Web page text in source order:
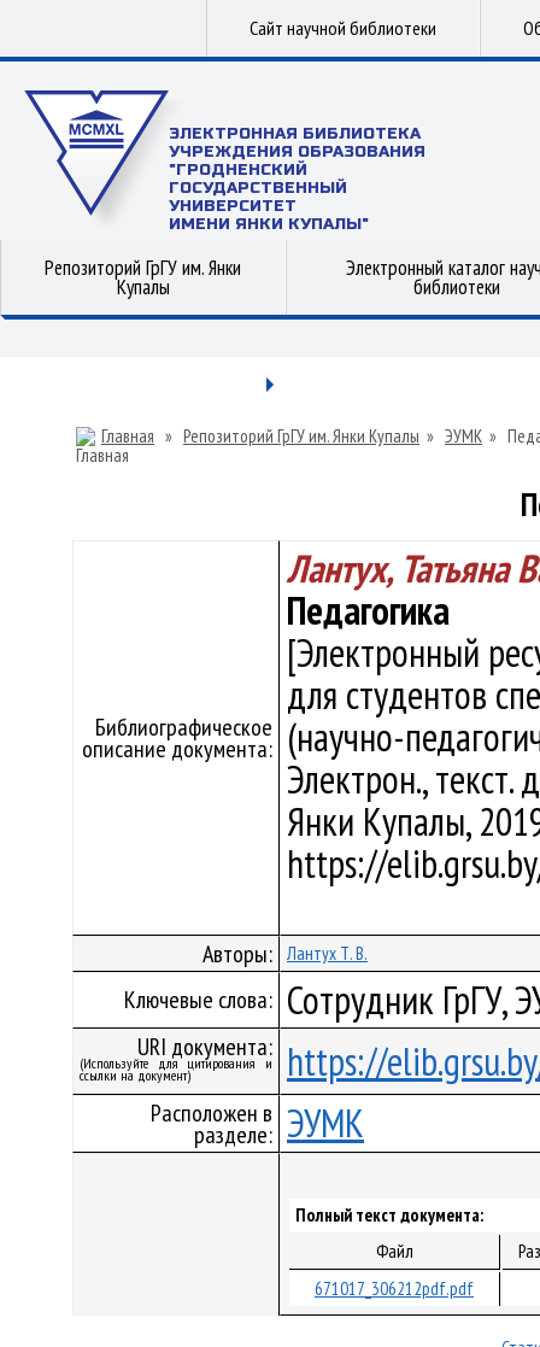
Сайт научной библиотеки
ЭЛЕКТРОННАЯ БИБЛИОТЕКА
УЧРЕЖДЕНИЯ ОБРАЗОВАНИЯ
"ГРОДНЕНСКИЙ
ГОСУДАРСТВЕННЫЙ
УНИВЕРСИТЕТ
ИМЕНИ ЯНКИ КУПАЛЫ"
Репозиторий ГрГУ им. Янки
Купалы
Электронный каталог
библиотеки
Главная » Репозиторий ГрГУ им. Янки Купалы » ЭУМК »
Библиографическое
описание документа:
Лантух, Татьяна
Педагогика
[Электронный
для студентов
(научно-
Электрон., текст.
Янки Купалы,
https://
Авторы: Лантух Т. В.
Ключевые слова: Сотрудник ГрГУ,
URI документа:
(Используйте для цитирования и
ссылки на документ) https://
Расположен в
разделе: ЭУМК
Полный текст документа:
Файл
671017_306212pdf.pdf